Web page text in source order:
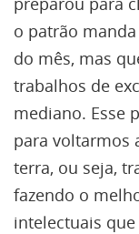
o patrão
do mês, mas
trabalhos de
mediano. Esse
para voltarmos
terra, ou seja,
fazendo o
intelectuais